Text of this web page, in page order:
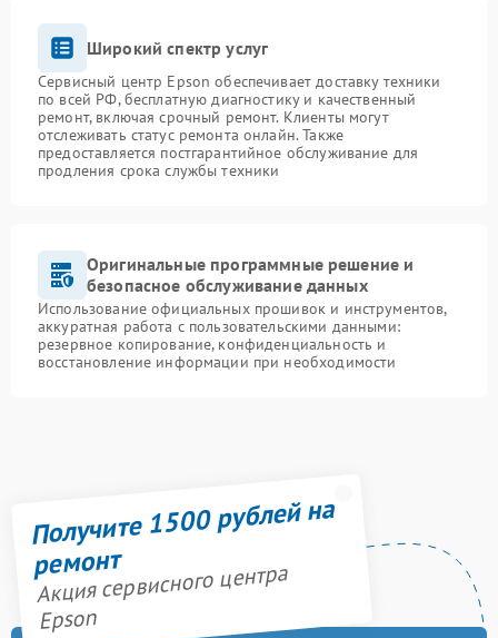
Широкий спектр услуг
Сервисный центр Epson обеспечивает доставку техники
по всей РФ, бесплатную диагностику и качественный
ремонт, включая срочный ремонт. Клиенты могут
отслеживать статус ремонта онлайн. Также
предоставляется постгарантийное обслуживание для
продления срока службы техники
Оригинальные программные решение и
безопасное обслуживание данных
Использование официальных прошивок и инструментов,
аккуратная работа с пользовательскими данными:
резервное копирование, конфиденциальность и
восстановление информации при необходимости
Получите 1500 рублей на
ремонт
Акция сервисного центра
Epson